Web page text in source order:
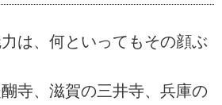
は、何といってもその顔ぶ
寺、滋賀の三井寺、兵庫の